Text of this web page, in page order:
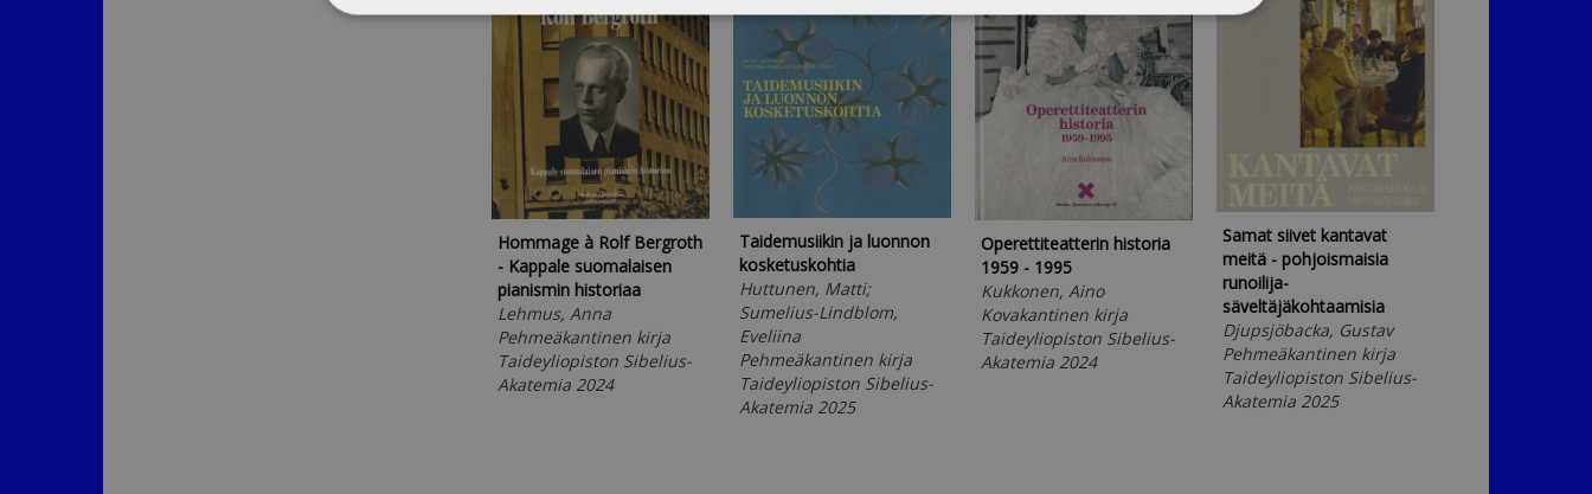
Hommage à Rolf Bergroth
- Kappale suomalaisen
pianismin historiaa
Lehmus, Anna
Pehmeäkantinen kirja
Taideyliopiston Sibelius-
Akatemia 2024
Taidemusiikin ja luonnon
kosketuskohtia
Huttunen, Matti;
Sumelius-Lindblom,
Eveliina
Pehmeäkantinen kirja
Taideyliopiston Sibelius-
Akatemia 2025
Operettiteatterin historia
1959 - 1995
Kukkonen, Aino
Kovakantinen kirja
Taideyliopiston Sibelius-
Akatemia 2024
Samat siivet kantavat
meitä - pohjoismaisia
runoilija-
säveltäjäkohtaamisia
Djupsjöbacka, Gustav
Pehmeäkantinen kirja
Taideyliopiston Sibelius-
Akatemia 2025